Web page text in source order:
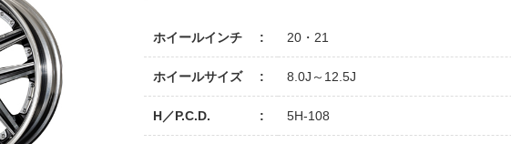
ホイールインチ 20・21
ホイールサイズ 8.0J～12.5J
H／P.C.D. 5H-108